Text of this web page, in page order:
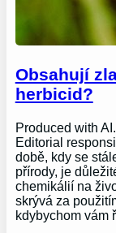
Obsahují
herbicid?
Produced with
Editorial
době, kdy se
přírody, je
chemikálií na
skrývá za
kdybychom vám